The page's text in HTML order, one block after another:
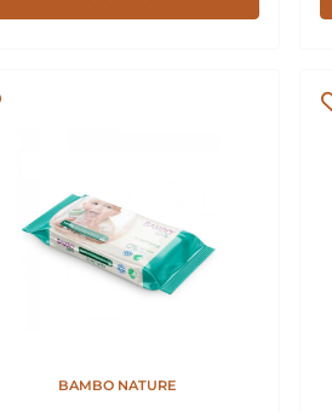
BAMBO NATURE